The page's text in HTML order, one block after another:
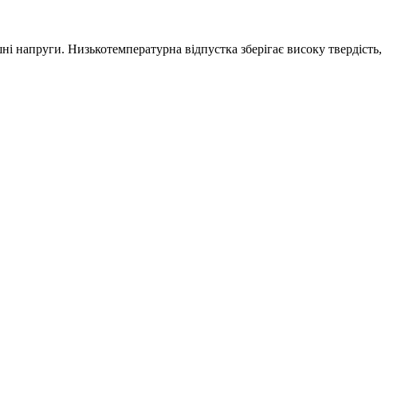
Низькотемпературна відпустка зберігає високу твердість,